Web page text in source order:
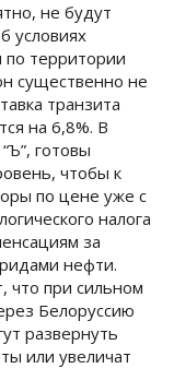
не будут
условиях
по территории
существенно не
транзита
на 6,8%. В
готовы
чтобы к
по цене уже с
налога
за
нефти.
что при сильном
Белоруссию
развернуть
или увеличат